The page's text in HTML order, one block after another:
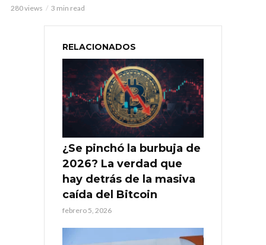
280 views 3 min read
RELACIONADOS
¿Se pinchó la burbuja de
2026? La verdad que
hay detrás de la masiva
caída del Bitcoin
febrero 5, 2026